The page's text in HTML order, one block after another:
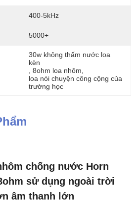
400-5kHz
5000+
30w không thấm nước loa
kèn
8ohm loa nhôm
loa nói chuyện công cộng của
trường học
chống nước Horn
sử dụng ngoài trời
âm thanh lớn